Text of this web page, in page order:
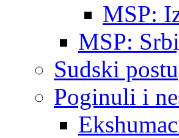
MSP:
MSP:
Sudski
Poginuli i